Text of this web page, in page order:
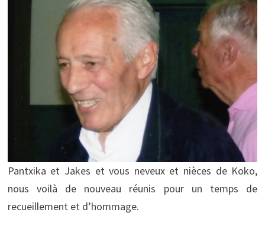
Pantxika et Jakes et vous neveux et nièces de Koko,
nous voilà de nouveau réunis pour un temps de
recueillement et d’hommage.